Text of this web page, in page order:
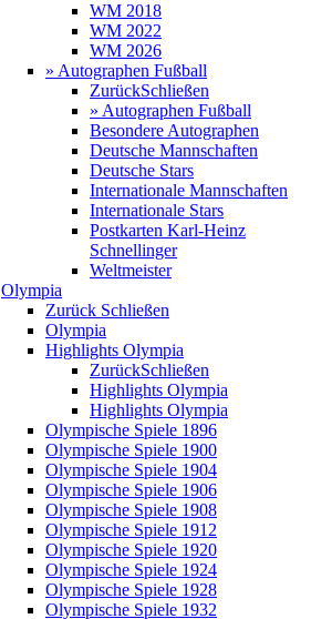
WM 2018
WM 2022
WM 2026
» Autographen Fußball
ZurückSchließen
» Autographen Fußball
Besondere Autographen
Deutsche Mannschaften
Deutsche Stars
Internationale Mannschaften
Internationale Stars
Postkarten Karl-Heinz
Schnellinger
Weltmeister
Olympia
Zurück Schließen
Olympia
Highlights Olympia
ZurückSchließen
Highlights Olympia
Highlights Olympia
Olympische Spiele 1896
Olympische Spiele 1900
Olympische Spiele 1904
Olympische Spiele 1906
Olympische Spiele 1908
Olympische Spiele 1912
Olympische Spiele 1920
Olympische Spiele 1924
Olympische Spiele 1928
Olympische Spiele 1932